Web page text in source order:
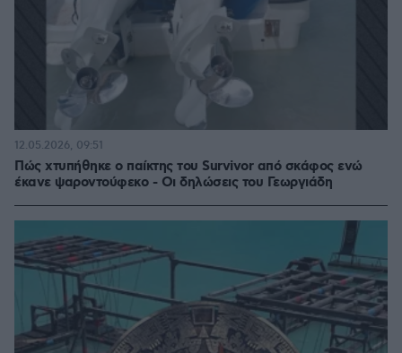
Πώς χτυπήθηκε ο παίκτης του Survivor από σκάφος ενώ
έκανε ψαροντούφεκο - Οι δηλώσεις του Γεωργιάδη
12.05.2026, 09:51